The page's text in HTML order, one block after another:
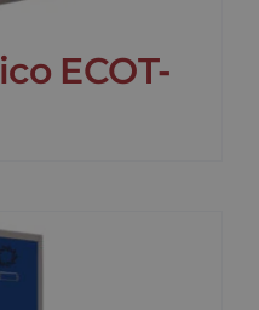
ECOT-